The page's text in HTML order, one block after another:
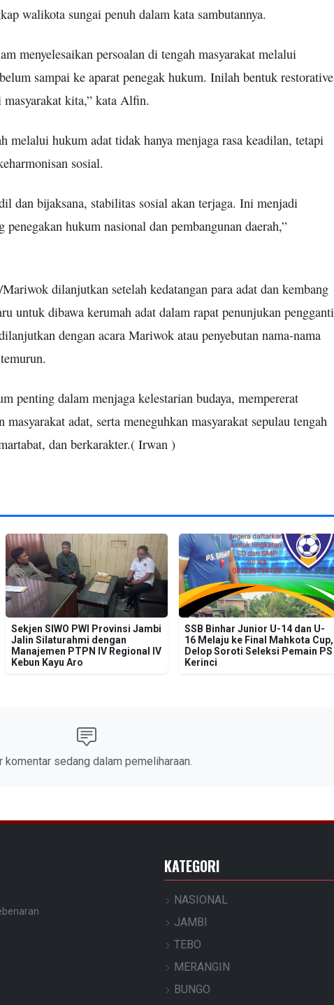
walikota sungai penuh dalam kata sambutannya.
menyelesaikan persoalan di tengah masyarakat melalui
sampai ke aparat penegak hukum. Inilah bentuk restorative
kita,” kata Alfin.
melalui hukum adat tidak hanya menjaga rasa keadilan, tetapi
sosial.
dan bijaksana, stabilitas sosial akan terjaga. Ini menjadi
hukum nasional dan pembangunan daerah,”
dilanjutkan setelah kedatangan para adat dan kembang
untuk dibawa kerumah adat dalam rapat penunjukan pengganti
dengan acara Mariwok atau penyebutan nama-nama
penting dalam menjaga kelestarian budaya, mempererat
adat, serta meneguhkan masyarakat sepulau tengah
dan berkarakter.( Irwan )
Sekjen SIWO PWI Provinsi Jambi
Jalin Silaturahmi dengan
Manajemen PTPN IV Regional IV
Kebun Kayu Aro
SSB Binhar Junior U-14 dan U-
16 Melaju ke Final Mahkota Cup,
Delop Soroti Seleksi Pemain PS
Kerinci
komentar sedang dalam pemeliharaan.
KATEGORI
NASIONAL
JAMBI
TEBO
MERANGIN
BUNGO